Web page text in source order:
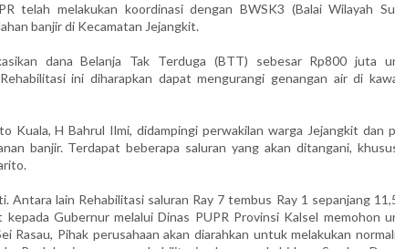
telah melakukan koordinasi dengan BWSK3 (Balai Wilayah
banjir di Kecamatan Jejangkit.
dana Belanja Tak Terduga (BTT) sebesar Rp800 juta
ini diharapkan dapat mengurangi genangan air di
Kuala, H Bahrul Ilmi, didampingi perwakilan warga Jejangkit dan
banjir. Terdapat beberapa saluran yang akan ditangani,
Antara lain Rehabilitasi saluran Ray 7 tembus Ray 1 sepanjang
Gubernur melalui Dinas PUPR Provinsi Kalsel memohon
Rasau, Pihak perusahaan akan diarahkan untuk melakukan